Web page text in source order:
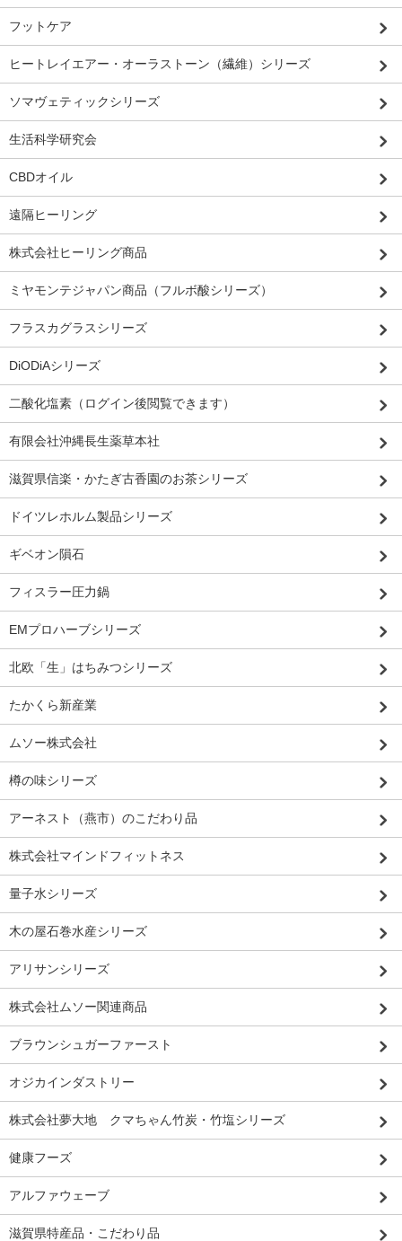
フットケア
ヒートレイエアー・オーラストーン（繊維）シリーズ
ソマヴェティックシリーズ
生活科学研究会
CBDオイル
遠隔ヒーリング
株式会社ヒーリング商品
ミヤモンテジャパン商品（フルボ酸シリーズ）
フラスカグラスシリーズ
DiODiAシリーズ
二酸化塩素（ログイン後閲覧できます）
有限会社沖縄長生薬草本社
滋賀県信楽・かたぎ古香園のお茶シリーズ
ドイツレホルム製品シリーズ
ギベオン隕石
フィスラー圧力鍋
EMプロハーブシリーズ
北欧「生」はちみつシリーズ
たかくら新産業
ムソー株式会社
樽の味シリーズ
アーネスト（燕市）のこだわり品
株式会社マインドフィットネス
量子水シリーズ
木の屋石巻水産シリーズ
アリサンシリーズ
株式会社ムソー関連商品
ブラウンシュガーファースト
オジカインダストリー
株式会社夢大地 クマちゃん竹炭・竹塩シリーズ
健康フーズ
アルファウェーブ
滋賀県特産品・こだわり品